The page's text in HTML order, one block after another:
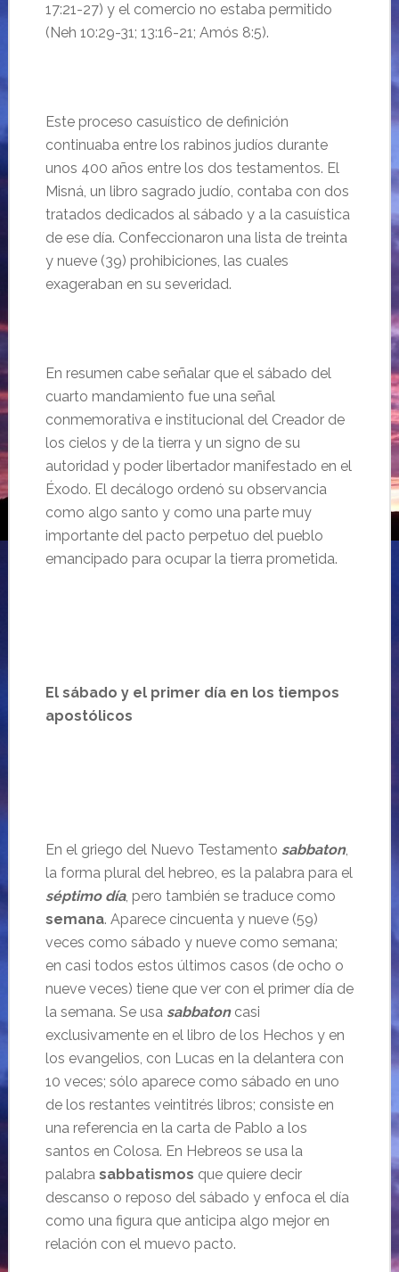
17:21-27) y el comercio no estaba permitido
(Neh 10:29-31; 13:16-21; Amós 8:5).
Este proceso casuístico de definición
continuaba entre los rabinos judíos durante
unos 400 años entre los dos testamentos. El
Misná, un libro sagrado judío, contaba con dos
tratados dedicados al sábado y a la casuística
de ese día. Confeccionaron una lista de treinta
y nueve (39) prohibiciones, las cuales
exageraban en su severidad.
En resumen cabe señalar que el sábado del
cuarto mandamiento fue una señal
conmemorativa e institucional del Creador de
los cielos y de la tierra y un signo de su
autoridad y poder libertador manifestado en el
Éxodo. El decálogo ordenó su observancia
como algo santo y como una parte muy
importante del pacto perpetuo del pueblo
emancipado para ocupar la tierra prometida.
El sábado y el primer día en los tiempos
apostólicos
En el griego del Nuevo Testamento sabbaton,
la forma plural del hebreo, es la palabra para el
séptimo día, pero también se traduce como
semana. Aparece cincuenta y nueve (59)
veces como sábado y nueve como semana;
en casi todos estos últimos casos (de ocho o
nueve veces) tiene que ver con el primer día de
la semana. Se usa sabbatoncasi
exclusivamente en el libro de los Hechos y en
los evangelios, con Lucas en la delantera con
10 veces; sólo aparece como sábado en uno
de los restantes veintitrés libros; consiste en
una referencia en la carta de Pablo a los
santos en Colosa. En Hebreos se usa la
palabra sabbatismos que quiere decir
descanso o reposo del sábado y enfoca el día
como una figura que anticipa algo mejor en
relación con el muevo pacto.